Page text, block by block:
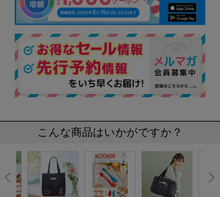
こんな商品はいかがですか？